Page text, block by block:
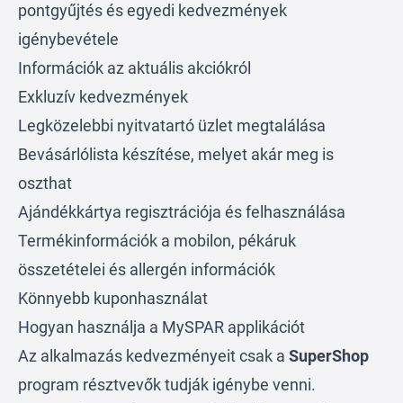
pontgyűjtés és egyedi kedvezmények
igénybevétele
Információk az aktuális akciókról
Exkluzív kedvezmények
Legközelebbi nyitvatartó üzlet megtalálása
Bevásárlólista készítése, melyet akár meg is
oszthat
Ajándékkártya regisztrációja és felhasználása
Termékinformációk a mobilon, pékáruk
összetételei és allergén információk
Könnyebb kuponhasználat
Hogyan használja a MySPAR applikációt
Az alkalmazás kedvezményeit csak a SuperShop
program résztvevők tudják igénybe venni.